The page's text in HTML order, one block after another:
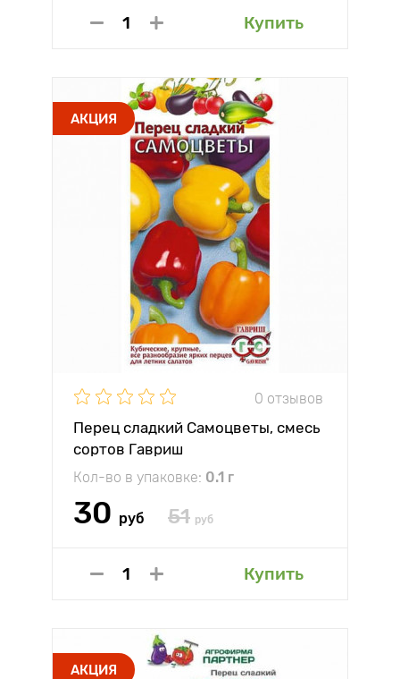
Купить
АКЦИЯ
0 отзывов
Перец сладкий Самоцветы, смесь
сортов Гавриш
Кол-во в упаковке: 0.1 г
30 руб 51 руб
Купить
АКЦИЯ